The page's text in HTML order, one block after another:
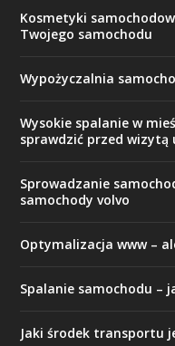
Kosmetyki
Twojego samochodu
Wypożyczalnia
Wysokie spalanie w
sprawdzić przed wizytą
Sprowadzanie
samochody volvo
Optymalizacja www –
Spalanie samochodu –
Jaki środek transportu